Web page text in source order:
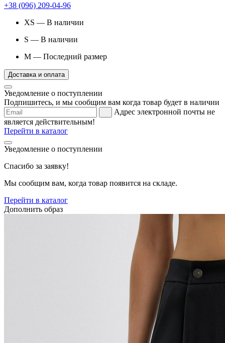
+38 (096) 209-04-96
XS — В наличии
S — В наличии
M — Последний размер
Доставка и оплата
Уведомление о поступлении
Подпишитесь, и мы сообщим вам когда товар будет в наличии
Адрес электронной почты не
является действительным!
Перейти в каталог
Уведомление о поступлении
Спасибо за заявку!
Мы сообщим вам, когда товар появится на складе.
Перейти в каталог
Дополнить образ